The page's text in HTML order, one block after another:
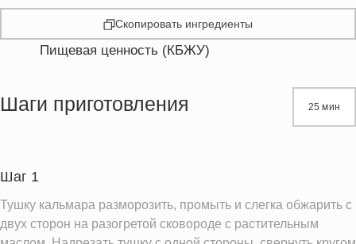
Скопировать ингредиенты
Пищевая ценность (КБЖУ)
Жиры
Пищевые волокна
Натрий
Кальций
103.6 мг
Шаги приготовления 25 мин
Шаг 1
Тушку кальмара разморозить, промыть и слегка обжарить с
двух сторон на разогретой сковороде с растительным